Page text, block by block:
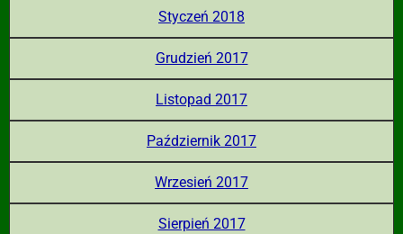
Styczeń 2018
Grudzień 2017
Listopad 2017
Październik 2017
Wrzesień 2017
Sierpień 2017